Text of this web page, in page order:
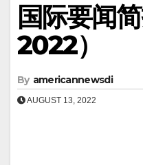
国际要闻
2022）
By americannewsdi
AUGUST 13, 2022